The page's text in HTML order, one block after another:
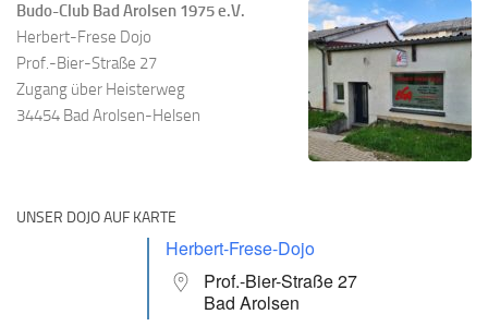
Budo-Club Bad Arolsen 1975 e.V.
Herbert-Frese Dojo
Prof.-Bier-Straße 27
Zugang über Heisterweg
34454 Bad Arolsen-Helsen
UNSER DOJO AUF KARTE
Herbert-Frese-Dojo
Prof.-Bier-Straße 27
Bad Arolsen